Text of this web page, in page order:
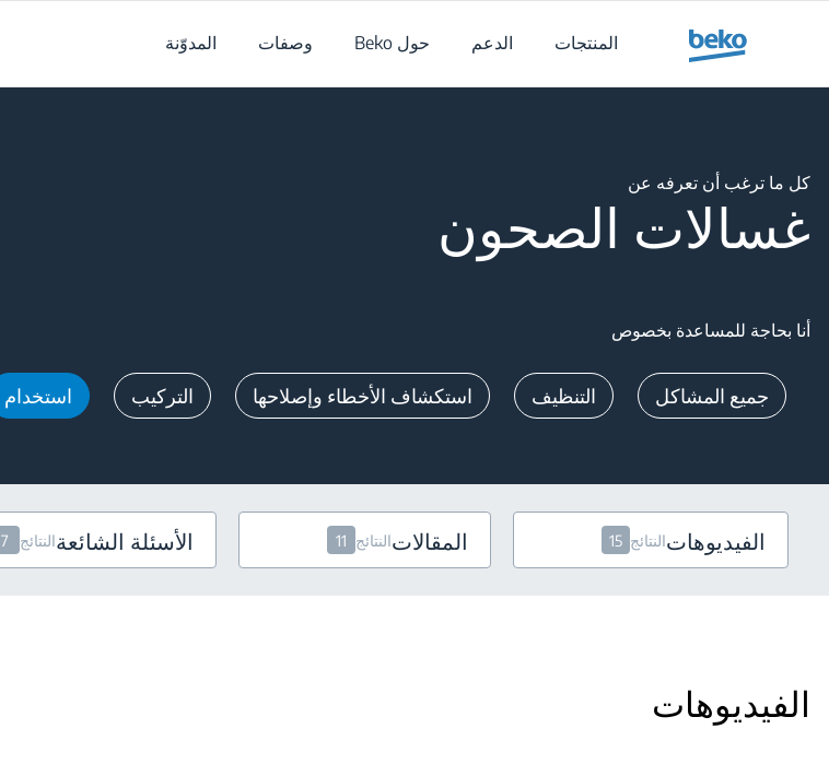
المنتجات
الدعم حول Beko وصفات المدوّنة
كل ما ترغب أن تعرفه عن
غسالات الصحون
أنا بحاجة للمساعدة بخصوص
جميع المشاكل التنظيف استكشاف الأخطاء وإصلاحها التركيب استخدام
الفيديوهاتالنتائج 15 المقالاتالنتائج 11 الأسئلة الشائعةالنتائج 7
الفيديوهات